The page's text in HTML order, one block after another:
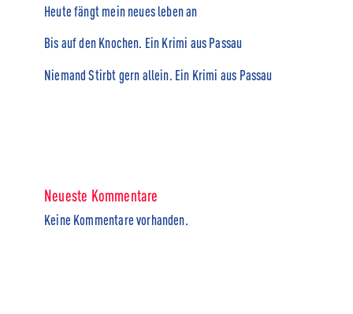
Heute fängt mein neues leben an
Bis auf den Knochen. Ein Krimi aus Passau
Niemand Stirbt gern allein. Ein Krimi aus Passau
Neueste Kommentare
Keine Kommentare vorhanden.